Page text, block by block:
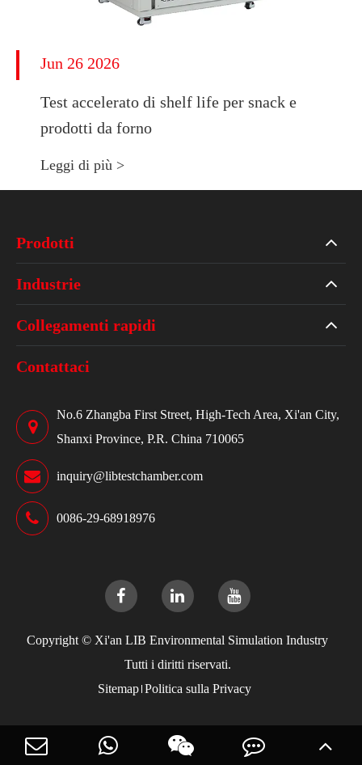
Jun 26 2026
Test accelerato di shelf life per snack e
prodotti da forno
Leggi di più >
Prodotti
Industrie
Collegamenti rapidi
Contattaci
No.6 Zhangba First Street, High-Tech Area, Xi'an City,
Shanxi Province, P.R. China 710065
inquiry@libtestchamber.com
0086-29-68918976
Copyright © Xi'an LIB Environmental Simulation Industry
Tutti i diritti riservati.
Sitemap Politica sulla Privacy